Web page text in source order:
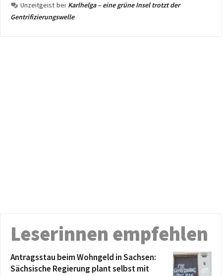
Unzeitgeist bei Karlhelga – eine grüne Insel trotzt der
Gentrifizierungswelle
Leserinnen empfehlen
Antragsstau beim Wohngeld in Sachsen:
Sächsische Regierung plant selbst mit